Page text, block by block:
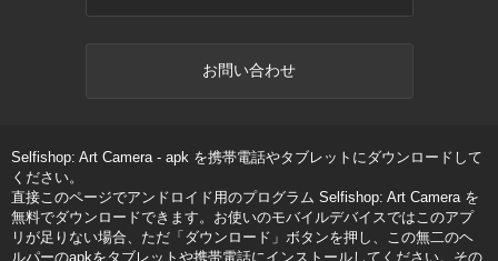
お問い合わせ
Selfishop: Art Camera - apk を携帯電話やタブレットにダウンロードして
ください。
直接このページでアンドロイド用のプログラム Selfishop: Art Camera を
無料でダウンロードできます。お使いのモバイルデバイスではこのアプ
リが足りない場合、ただ「ダウンロード」ボタンを押し、この無二のヘ
ルパーのapkをタブレットや携帯電話にインストールしてください。その